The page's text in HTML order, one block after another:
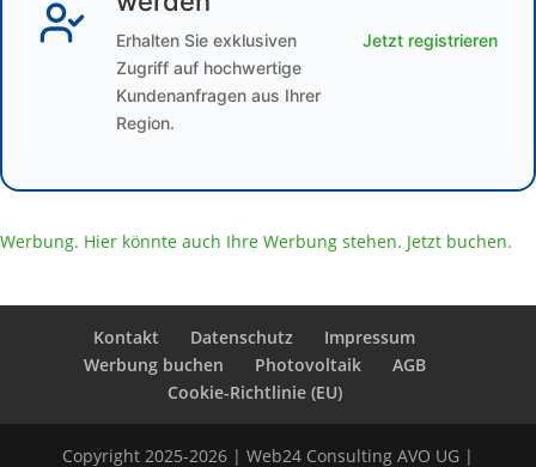
Erhalten Sie exklusiven
Zugriff auf hochwertige
Kundenanfragen aus Ihrer
Region.
Jetzt registrieren
Werbung. Hier könnte auch Ihre Werbung stehen. Jetzt buchen.
Kontakt Datenschutz
Impressum
Werbung buchen
Photovoltaik
AGB
Cookie-Richtlinie (EU)
Copyright 2025-2026 | Web24 Consulting AVO UG |